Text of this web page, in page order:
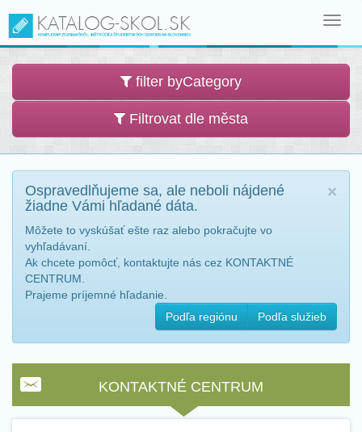
filter byCategory
Filtrovat dle města
×
Ospravedlňujeme sa, ale neboli nájdené
žiadne Vámi hľadané dáta.
Môžete to vyskúšať ešte raz alebo pokračujte vo
vyhľadávaní.
Ak chcete pomôcť, kontaktujte nás cez KONTAKTNÉ
CENTRUM.
Prajeme príjemné hľadanie.
Podľa regiónu
Podľa služieb
KONTAKTNÉ CENTRUM